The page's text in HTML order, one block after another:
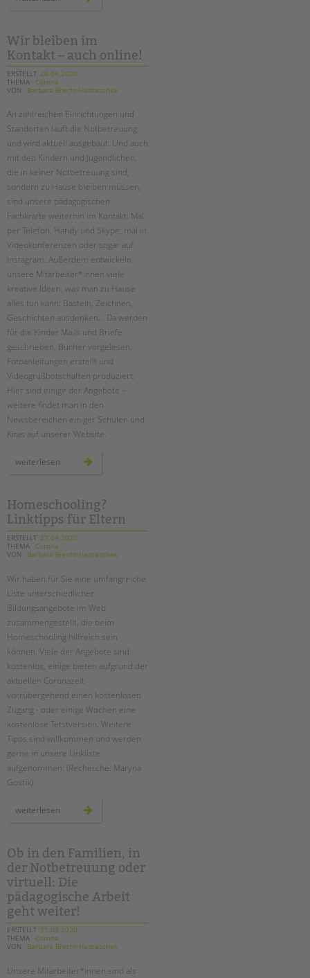
tandem
Wir bleiben im
Kontakt – auch online!
ERSTELLT 28.04.2020
THEMA Corona
VON
Barbara Brecht-Hadraschek
An zahlreichen Einrichtungen und
Standorten läuft die Notbetreuung
und wird aktuell ausgebaut. Und auch
mit den Kindern und Jugendlichen,
die in keiner Notbetreuung sind,
sondern zu Hause bleiben müssen,
sind unsere pädagogischen
Fachkräfte weiterhin im Kontakt. Mal
per Telefon, Handy und Skype, mal in
Videokonferenzen oder sogar auf
Instagram. Außerdem entwickeln
unsere Mitarbeiter*innen viele
kreative Ideen, was man zu Hause
alles tun kann: Basteln, Zeichnen,
Geschichten ausdenken... Da werden
für die Kinder Mails und Briefe
geschrieben, Bücher vorgelesen,
Fotoanleitungen erstellt und
Videogrußbotschaften produziert.
Hier sind einige der Angebote –
weitere findet man in den
Newsbereichen einiger Schulen und
Kitas auf unserer Website.
weiterlesen
bleiben
auch
online!
Homeschooling?
Linktipps für Eltern
ERSTELLT 27.04.2020
THEMA Corona
VON
Barbara Brecht-Hadraschek
Wir haben für Sie eine umfangreiche
Liste unterschiedlicher
Bildungsangebote im Web
zusammengestellt, die beim
Homeschooling hilfreich sein
können. Viele der Angebote sind
kostenlos, einige bieten aufgrund der
aktuellen Coronazeit
vorrübergehend einen kostenlosen
Zugang - oder einige Wochen eine
kostenlose Tetstversion. Weitere
Tipps sind willkommen und werden
gerne in unsere Linkliste
aufgenommen. (Recherche: Maryna
Gostik)
weiterlesen homeschooling?
linktipps
Ob in den Familien, in
der Notbetreuung oder
virtuell: Die
pädagogische Arbeit
geht weiter!
ERSTELLT 31.03.2020
THEMA Corona
VON
Barbara Brecht-Hadraschek
Unsere Mitarbeiter*innen sind als